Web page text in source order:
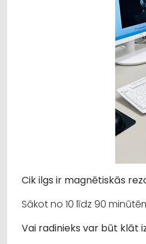
Cik ilgs ir magnētiskās
Sākot no 10 līdz 90
Vai radinieks var būt klāt